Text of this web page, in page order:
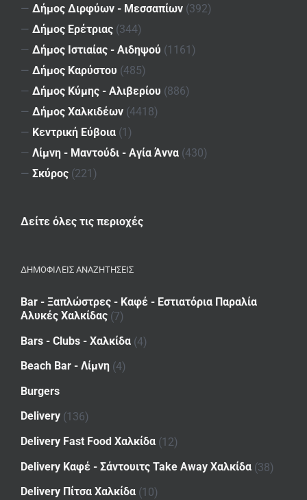
— Δήμος Διρφύων - Μεσσαπίων (392)
— Δήμος Ερέτριας (344)
— Δήμος Ιστιαίας - Αιδηψού (1161)
— Δήμος Καρύστου (485)
— Δήμος Κύμης - Αλιβερίου (886)
— Δήμος Χαλκιδέων (4418)
— Κεντρική Εύβοια (1)
— Λίμνη - Μαντούδι - Αγία Άννα (430)
— Σκύρος (221)
Δείτε όλες τις περιοχές
ΔΗΜΟΦΙΛΕΙΣ ΑΝΑΖΗΤΗΣΕΙΣ
Bar - Ξαπλώστρες - Καφέ - Εστιατόρια Παραλία
Αλυκές Χαλκίδας (7)
Bars - Clubs - Χαλκίδα (4)
Beach Bar - Λίμνη (4)
Burgers
Delivery (136)
Delivery Fast Food Χαλκίδα (12)
Delivery Καφέ - Σάντουιτς Take Away Χαλκίδα (38)
Delivery Πίτσα Χαλκίδα (10)